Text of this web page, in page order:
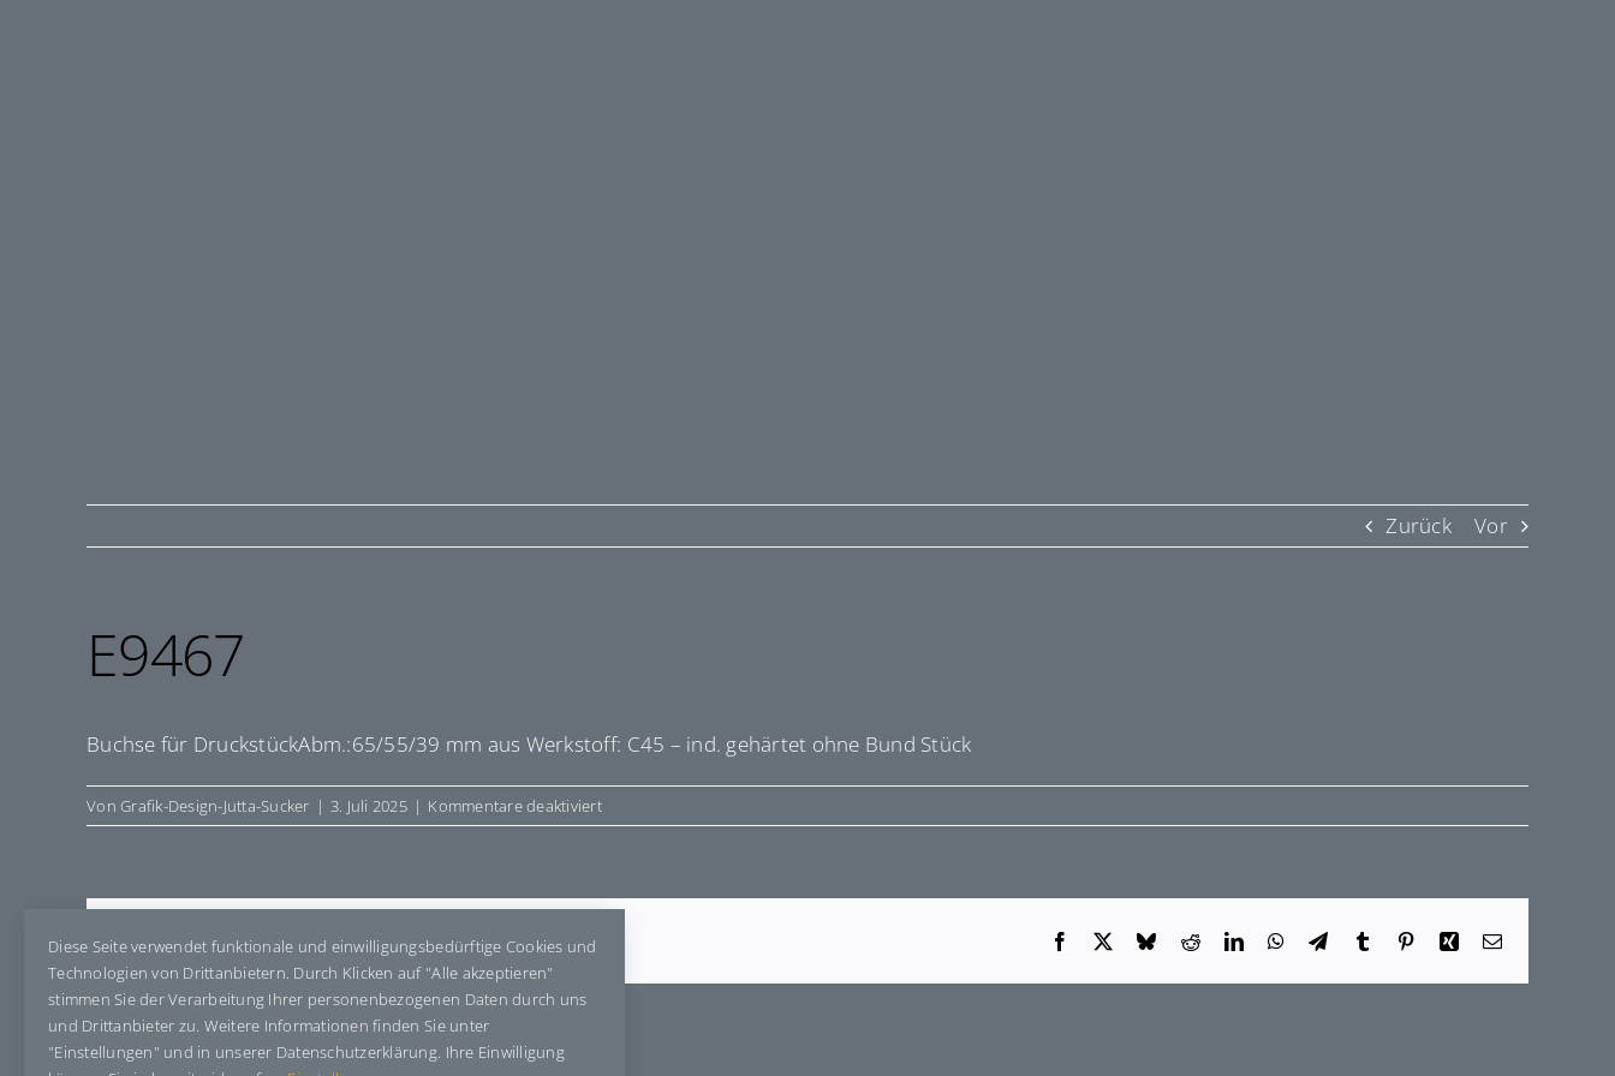
Zurück Vor
E9467
Buchse für DruckstückAbm.:65/55/39 mm aus Werkstoff: C45 – ind. gehärtet ohne Bund Stück
VonGrafik-Design-Jutta-Sucker | 3. Juli 2025 | Kommentare deaktiviertfür
E9467
Share This Story, Choose Your Platform! Facebook BlueskyRedditLinkedInWhatsApp
TelegramTumblr PinterestXing E-
Diese Seite verwendet funktionale und einwilligungsbedürftige Cookies und
Technologien von Drittanbietern. Durch Klicken auf "Alle akzeptieren"
stimmen Sie der Verarbeitung Ihrer personenbezogenen Daten durch uns
und Drittanbieter zu. Weitere Informationen finden Sie unter
"Einstellungen" und in unserer Datenschutzerklärung. Ihre Einwilligung